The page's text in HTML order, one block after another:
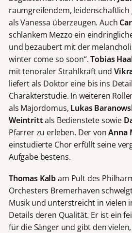
raumgreifendem,
als Vanessa überzeugen. Auch
schlankem Mezzo ein
und bezaubert mit der
winter come so soon“.Tobias
mit tenoraler Strahlkraft und
liefert als Doktor eine bis ins
Charakterstudie. In weiteren
als Majordomus, Lukas
Weintrittals Bedienstete sowie
Pfarrer zu erleben. Der vonAnna
einstudierte Chor erfüllt seine
Aufgabe bestens.
Thomas Kalbam Pult des
Orchesters Bremerhaven
Musik und unterstreicht in vielen
Details deren Qualität. Er ist ein
für die Sänger und gibt den